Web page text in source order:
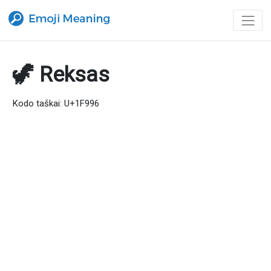
🦖 Reksas
Kodo taškai: U+1F996